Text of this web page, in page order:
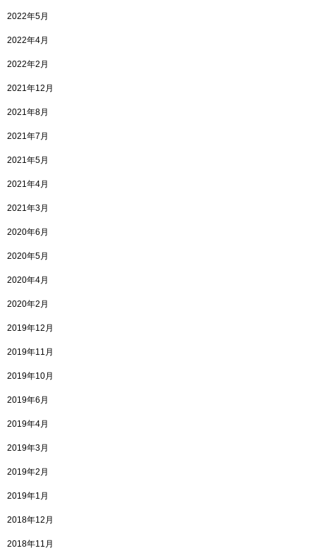
2022年5月
2022年4月
2022年2月
2021年12月
2021年8月
2021年7月
2021年5月
2021年4月
2021年3月
2020年6月
2020年5月
2020年4月
2020年2月
2019年12月
2019年11月
2019年10月
2019年6月
2019年4月
2019年3月
2019年2月
2019年1月
2018年12月
2018年11月